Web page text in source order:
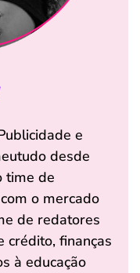
e
desde
time de
o mercado
de redatores
crédito, finanças
à educação